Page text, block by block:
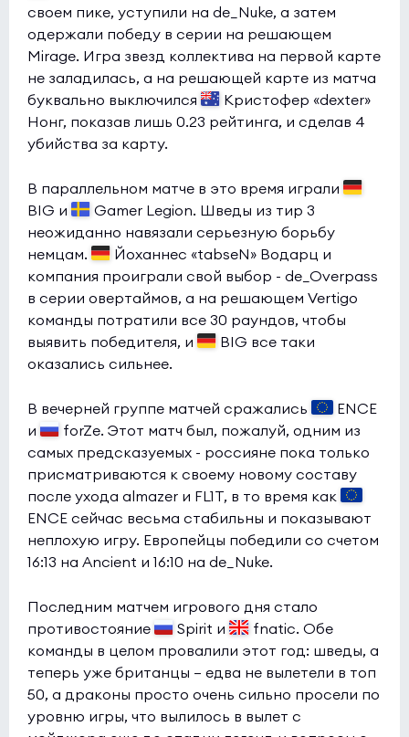
своем пике, уступили на de_Nuke, а затем
одержали победу в серии на решающем
Mirage. Игра звезд коллектива на первой карте
не заладилась, а на решающей карте из матча
буквально выключился
Кристофер «dexter»
Нонг, показав лишь 0.23 рейтинга, и сделав 4
убийства за карту.
В параллельном матче в это время играли
BIG и
Gamer Legion. Шведы из тир 3
неожиданно навязали серьезную борьбу
немцам.
Йоханнес «tabseN» Водарц и
компания проиграли свой выбор - de_Overpass
в серии овертаймов, а на решающем Vertigo
команды потратили все 30 раундов, чтобы
выявить победителя, и
BIG все таки
оказались сильнее.
В вечерней группе матчей сражались
ENCE
и
forZe. Этот матч был, пожалуй, одним из
самых предсказуемых - россияне пока только
присматриваются к своему новому составу
после ухода almazer и FL1T, в то время как
ENCE сейчас весьма стабильны и показывают
неплохую игру. Европейцы победили со счетом
16:13 на Ancient и 16:10 на de_Nuke.
Последним матчем игрового дня стало
противостояние
Spirit и
fnatic. Обе
команды в целом провалили этот год: шведы, а
теперь уже британцы — едва не вылетели в топ
50, а драконы просто очень сильно просели по
уровню игры, что вылилось в вылет с